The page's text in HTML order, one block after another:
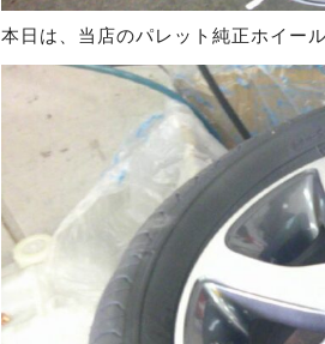
本日は、当店のパレット純正ホイー